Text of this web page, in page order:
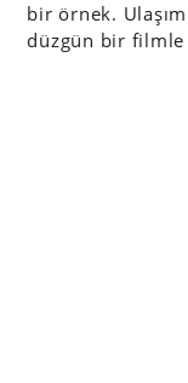
bir örnek.
düzgün bir filmle